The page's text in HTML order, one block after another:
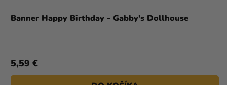
Banner Happy Birthday - Gabby's Dollhouse
5,59 €